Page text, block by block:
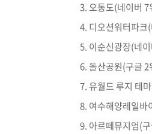
오동도(네이버 7
디오션워터파크
이순신광장(네
돌산공원(구글 2
유월드 루지 테
여수해양레일바
아르떼뮤지엄(